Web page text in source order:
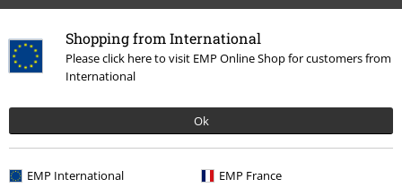
Shopping from International
Please click here to visit EMP Online Shop for customers from
International
Ok
EMP International EMP France
15%
Newsletter